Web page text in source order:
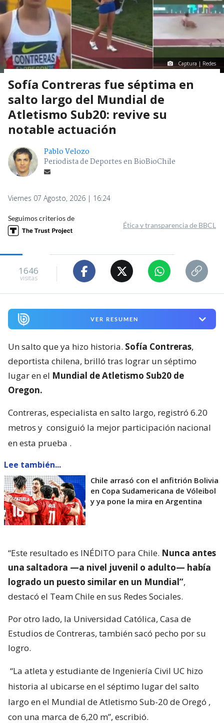
Captura | Redes
Sofía Contreras fue séptima en
salto largo del Mundial de
Atletismo Sub20: revive su
notable actuación
Pablo Velozo
Periodista de Deportes en BioBioChile
Viernes 07 Agosto, 2026 | 16:24
Seguimos criterios de
Ética y transparencia de BBCL
1646
visitas
VER RESUMEN
Un salto que ya hizo historia. Sofía Contreras,
deportista chilena, brilló tras lograr un séptimo
lugar en el Mundial de Atletismo Sub20 de
Oregon.
Contreras, especialista en salto largo, registró 6.20
metros y consiguió la mejor participación nacional
en esta prueba .
Lee también...
Chile arrasó con el anfitrión Bolivia
en Copa Sudamericana de Vóleibol
y ya pone la mira en Argentina
“Este resultado es INÉDITO para Chile. Nunca antes
una saltadora —a nivel juvenil o adulto— había
logrado un puesto similar en un Mundial”,
destacó el Team Chile en sus Redes Sociales.
Por otro lado, la Universidad Católica, Casa de
Estudios de Contreras, también sacó pecho por su
logro.
“La atleta y estudiante de Ingeniería Civil UC hizo
historia al ubicarse en el séptimo lugar del salto
largo en el Mundial de Atletismo Sub-20 de Oregó ,
con una marca de 6,20 m”, escribió.